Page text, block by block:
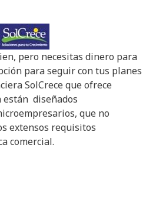
pero necesitas dinero para
para seguir con tus planes
SolCrece que ofrece
están diseñados
que no
extensos requisitos
comercial.